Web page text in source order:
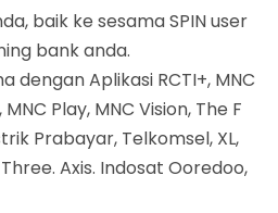
baik ke sesama SPIN user
bank anda.
dengan Aplikasi RCTI+, MNC
MNC Play, MNC Vision, The F
Prabayar, Telkomsel, XL,
Axis. Indosat Ooredoo,